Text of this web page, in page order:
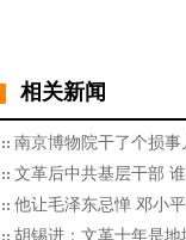
相关新闻
南京博物院干了个损
文革后中共基层干部
他让毛泽东忌惮 邓小
胡锡进：文革十年是